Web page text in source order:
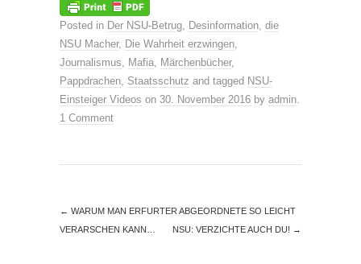
Posted in Der NSU-Betrug, Desinformation, die
NSU Macher, Die Wahrheit erzwingen,
Journalismus, Mafia, Märchenbücher,
Pappdrachen, Staatsschutz and tagged NSU-
Einsteiger Videos on 30. November 2016 by admin.
1 Comment
← WARUM MAN ERFURTER ABGEORDNETE SO LEICHT
VERARSCHEN KANN…
NSU: VERZICHTE AUCH DU! →